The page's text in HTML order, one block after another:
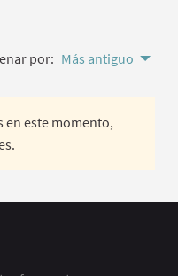
por: Más antiguo
en este momento,